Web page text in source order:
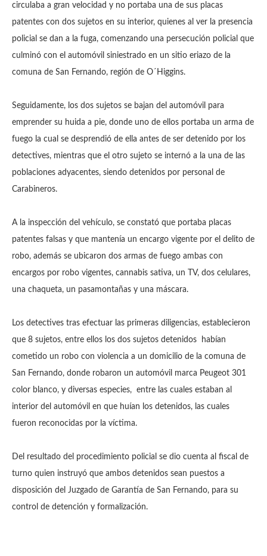
circulaba a gran velocidad y no portaba una de sus placas
patentes con dos sujetos en su interior, quienes al ver la presencia
policial se dan a la fuga, comenzando una persecución policial que
culminó con el automóvil siniestrado en un sitio eriazo de la
comuna de San Fernando, región de O´Higgins.
Seguidamente, los dos sujetos se bajan del automóvil para
emprender su huida a pie, donde uno de ellos portaba un arma de
fuego la cual se desprendió de ella antes de ser detenido por los
detectives, mientras que el otro sujeto se internó a la una de las
poblaciones adyacentes, siendo detenidos por personal de
Carabineros.
A la inspección del vehículo, se constató que portaba placas
patentes falsas y que mantenía un encargo vigente por el delito de
robo, además se ubicaron dos armas de fuego ambas con
encargos por robo vigentes, cannabis sativa, un TV, dos celulares,
una chaqueta, un pasamontañas y una máscara.
Los detectives tras efectuar las primeras diligencias, establecieron
que 8 sujetos, entre ellos los dos sujetos detenidos habían
cometido un robo con violencia a un domicilio de la comuna de
San Fernando, donde robaron un automóvil marca Peugeot 301
color blanco, y diversas especies, entre las cuales estaban al
interior del automóvil en que huían los detenidos, las cuales
fueron reconocidas por la víctima.
Del resultado del procedimiento policial se dio cuenta al fiscal de
turno quien instruyó que ambos detenidos sean puestos a
disposición del Juzgado de Garantía de San Fernando, para su
control de detención y formalización.